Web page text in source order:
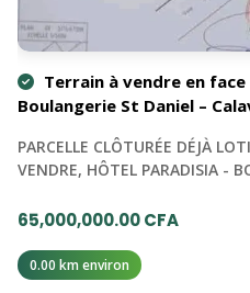
Terrain à vendre en face
Boulangerie St Daniel –
PARCELLE CLÔTURÉE DÉJÀ
VENDRE, HÔTEL PARADISIA -
65,000,000.00 CFA
0.00 km environ